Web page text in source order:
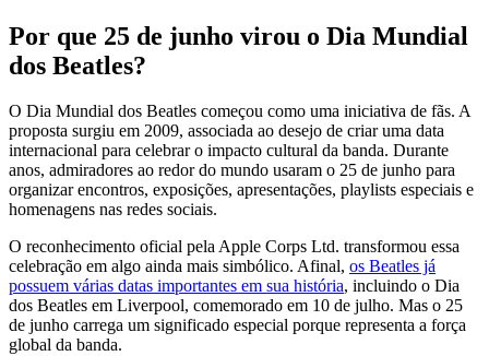
Por que 25 de junho virou o Dia Mundial
dos Beatles?
O Dia Mundial dos Beatles começou como uma iniciativa de fãs. A
proposta surgiu em 2009, associada ao desejo de criar uma data
internacional para celebrar o impacto cultural da banda. Durante
anos, admiradores ao redor do mundo usaram o 25 de junho para
organizar encontros, exposições, apresentações, playlists especiais e
homenagens nas redes sociais.
O reconhecimento oficial pela Apple Corps Ltd. transformou essa
celebração em algo ainda mais simbólico. Afinal, os Beatles já
possuem várias datas importantes em sua história, incluindo o Dia
dos Beatles em Liverpool, comemorado em 10 de julho. Mas o 25
de junho carrega um significado especial porque representa a força
global da banda.